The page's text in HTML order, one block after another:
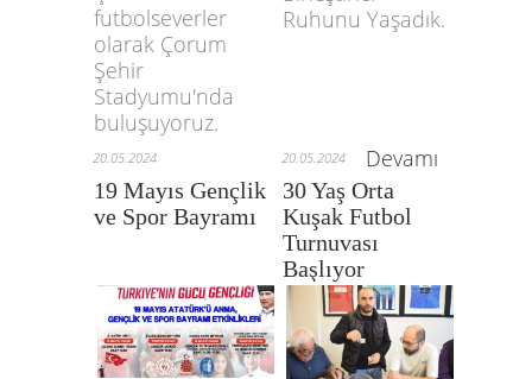
futbolseverler
olarak Çorum
Şehir
Stadyumu'nda
buluşuyoruz.
Ruhunu Yaşadık.
20.05.2024 20.05.2024 Devamı
19 Mayıs Gençlik
ve Spor Bayramı
30 Yaş Orta
Kuşak Futbol
Turnuvası
Başlıyor